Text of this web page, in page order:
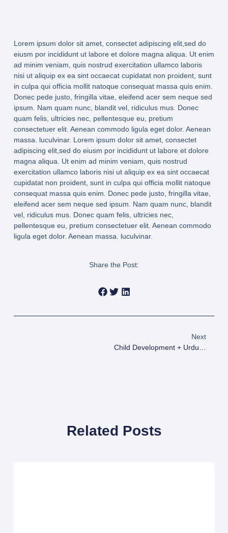
Lorem ipsum dolor sit amet, consectet adipiscing elit,sed do
eiusm por incididunt ut labore et dolore magna aliqua. Ut enim
ad minim veniam, quis nostrud exercitation ullamco laboris
nisi ut aliquip ex ea sint occaecat cupidatat non proident, sunt
in culpa qui officia mollit natoque consequat massa quis enim.
Donec pede justo, fringilla vitae, eleifend acer sem neque sed
ipsum. Nam quam nunc, blandit vel, ridiculus mus. Donec
quam felis, ultricies nec, pellentesque eu, pretium
consectetuer elit. Aenean commodo ligula eget dolor. Aenean
massa. luculvinar. Lorem ipsum dolor sit amet, consectet
adipiscing elit,sed do eiusm por incididunt ut labore et dolore
magna aliqua. Ut enim ad minim veniam, quis nostrud
exercitation ullamco laboris nisi ut aliquip ex ea sint occaecat
cupidatat non proident, sunt in culpa qui officia mollit natoque
consequat massa quis enim. Donec pede justo, fringilla vitae,
eleifend acer sem neque sed ipsum. Nam quam nunc, blandit
vel, ridiculus mus. Donec quam felis, ultricies nec,
pellentesque eu, pretium consectetuer elit. Aenean commodo
ligula eget dolor. Aenean massa. luculvinar.
Share the Post:
Next
Related Posts